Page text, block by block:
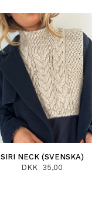
SIRI NECK (SVENSKA)
DKK 35,00